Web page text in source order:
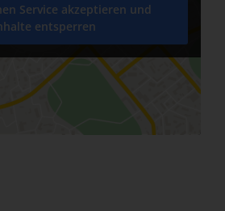
Service akzeptieren und
entsperren